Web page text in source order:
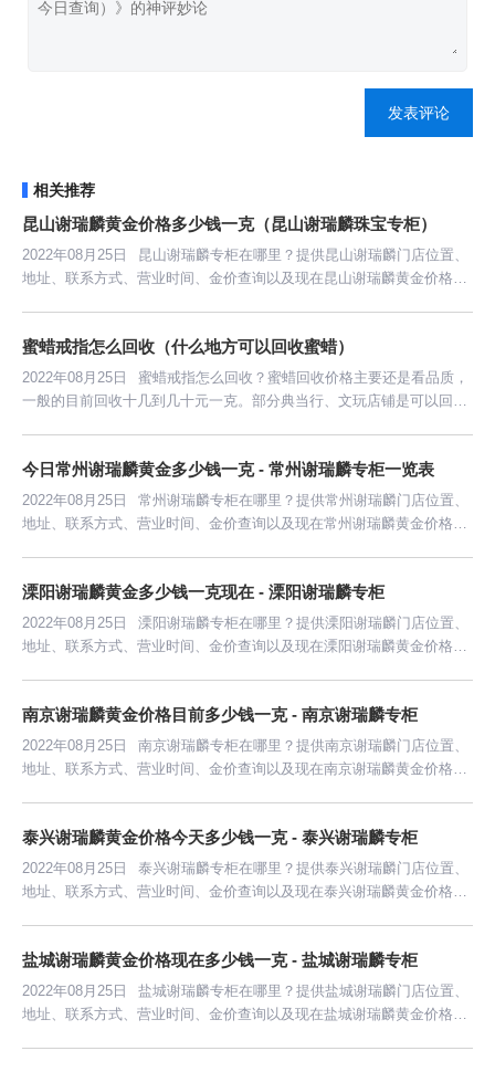
发表评论
相关推荐
昆山谢瑞麟黄金价格多少钱一克（昆山谢瑞麟珠宝专柜）
2022年08月25日
昆山谢瑞麟专柜在哪里？提供昆山谢瑞麟门店位置、
地址、联系方式、营业时间、金价查询以及现在昆山谢瑞麟黄金价格多
蜜蜡戒指怎么回收（什么地方可以回收蜜蜡）
2022年08月25日
蜜蜡戒指怎么回收？蜜蜡回收价格主要还是看品质，
一般的目前回收十几到几十元一克。部分典当行、文玩店铺是可以回收
今日常州谢瑞麟黄金多少钱一克 - 常州谢瑞麟专柜一览表
2022年08月25日
常州谢瑞麟专柜在哪里？提供常州谢瑞麟门店位置、
地址、联系方式、营业时间、金价查询以及现在常州谢瑞麟黄金价格多
溧阳谢瑞麟黄金多少钱一克现在 - 溧阳谢瑞麟专柜
2022年08月25日
溧阳谢瑞麟专柜在哪里？提供溧阳谢瑞麟门店位置、
地址、联系方式、营业时间、金价查询以及现在溧阳谢瑞麟黄金价格多
南京谢瑞麟黄金价格目前多少钱一克 - 南京谢瑞麟专柜
2022年08月25日
南京谢瑞麟专柜在哪里？提供南京谢瑞麟门店位置、
地址、联系方式、营业时间、金价查询以及现在南京谢瑞麟黄金价格多
泰兴谢瑞麟黄金价格今天多少钱一克 - 泰兴谢瑞麟专柜
2022年08月25日
泰兴谢瑞麟专柜在哪里？提供泰兴谢瑞麟门店位置、
地址、联系方式、营业时间、金价查询以及现在泰兴谢瑞麟黄金价格多
盐城谢瑞麟黄金价格现在多少钱一克 - 盐城谢瑞麟专柜
2022年08月25日
盐城谢瑞麟专柜在哪里？提供盐城谢瑞麟门店位置、
地址、联系方式、营业时间、金价查询以及现在盐城谢瑞麟黄金价格多